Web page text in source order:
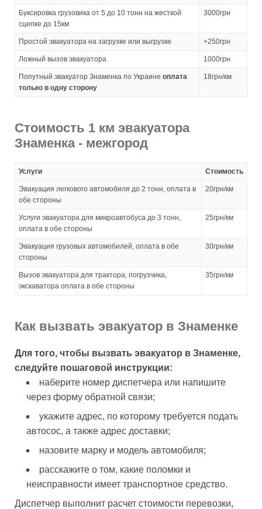
Буксировка грузовика от 5 до 10 тонн на жесткой
сцепке до 15км
3000грн
Простой эвакуатора на загрузке или выгрузке +250грн
Ложный вызов эвакуатора 1000грн
Попутный эвакуатор Знаменка по Украине оплата
только в одну сторону
18грн/км
Стоимость 1 км эвакуатора
Знаменка - межгород
Услуги Стоимость
Эвакуация легкового автомобиля до 2 тонн, оплата в
обе стороны
20грн/км
Услуги эвакуатора для микроавтобуса до 3 тонн,
оплата в обе стороны
25грн/км
Эвакуация грузовых автомобилей, оплата в обе
стороны
30грн/км
Вызов эвакуатора для трактора, погрузчика,
экскаватора оплата в обе стороны
35грн/км
Как вызвать эвакуатор в Знаменке
Для того, чтобы вызвать эвакуатор в Знаменке,
следуйте пошаговой инструкции:
наберите номер диспетчера или напишите
через форму обратной связи;
укажите адрес, по которому требуется подать
автосос, а также адрес доставки;
назовите марку и модель автомобиля;
расскажите о том, какие поломки и
неисправности имеет транспортное средство.
Диспетчер выполнит расчет стоимости перевозки,